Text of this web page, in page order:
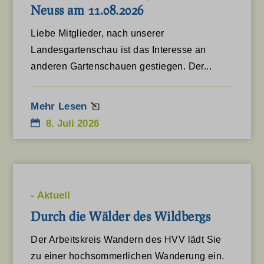
Neuss am 11.08.2026
8. Juli 2026
Liebe Mitglieder, nach unserer
Landesgartenschau ist das Interesse an
anderen Gartenschauen gestiegen. Der...
Mehr Lesen
Durch die Wälder des Wildbergs
- Aktuell
Der Arbeitskreis Wandern des HVV lädt Sie
zu einer hochsommerlichen Wanderung ein.
Zustimmung des Nutzers gemäß der DSGVO.
et-pb-recent-items-colors
et-pb-recent-items-font_family
wordpress_test_cookie
wp_lang
wp-settings-*
wp-settings-time-*
Erforderlich
Diese Cookies und Dienste sind für das ordnungsgemäße
Zahlungs-Gateways, Captcha-Dienste, eingebettete
Buchungsdienste umfassen.
Analyse
Einblicke geben, wie unsere Besucher mit unserer Website
interagieren.
Medien